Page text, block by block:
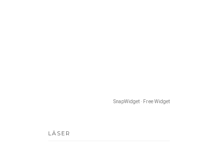
SnapWidget · Free Widget
LÄSER